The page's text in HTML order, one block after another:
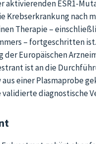
aktivierenden ESR1-
Krebserkrankung nach
Therapie –
– fortgeschritten ist.
der Europäischen
ist an die
einer Plasmaprobe
diagnostische